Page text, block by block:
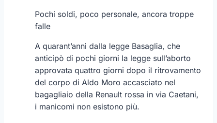
Pochi soldi, poco personale, ancora troppe
falle
A quarant’anni dalla legge Basaglia, che
anticipò di pochi giorni la legge sull’aborto
approvata quattro giorni dopo il ritrovamento
del corpo di Aldo Moro accasciato nel
bagagliaio della Renault rossa in via Caetani,
i manicomi non esistono più.